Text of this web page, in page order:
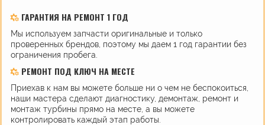
ГАРАНТИЯ НА РЕМОНТ 1 ГОД
Мы используем запчасти оригинальные и только
проверенных брендов, поэтому мы даем 1 год гарантии без
ограничения пробега.
РЕМОНТ ПОД КЛЮЧ НА МЕСТЕ
Приехав к нам вы можете больше ни о чем не беспокоиться,
наши мастера сделают диагностику, демонтаж, ремонт и
монтаж турбины прямо на месте, а вы можете
контролировать каждый этап работы.